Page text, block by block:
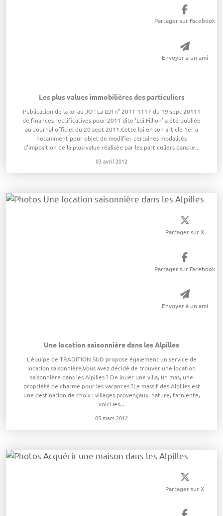
Partager sur Facebook
Envoyer à un ami
Les plus values immobilières des particuliers
Publication de la loi au JO ! La LOI n° 2011-1117 du 19 sept 20111
de finances rectificatives pour 2011 dite ‘Loi Fillion’ a été publiée
au Journal officiel du 20 sept 2011.Cette loi en son article 1er a
notamment pour objet de modifier certaines modalités
d’imposition de la plus-value réalisée par les particuliers dans le...
03 avril 2012
Partager sur X
Partager sur Facebook
Envoyer à un ami
Une location saisonnière dans les Alpilles
L’équipe de TRADITION SUD propose également un service de
location saisonnière.Vous avez décidé de trouver une location
saisonnière dans les Alpilles ? De louer une villa, un mas, une
propriété de charme pour les vacances ?Le massif des Alpilles est
une destination de choix : villages provençaux, nature, farniente,
voici les...
05 mars 2012
Partager sur X